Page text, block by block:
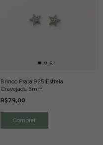
Brinco Prata 925 Estrela
Cravejada 3mm
R$79,00